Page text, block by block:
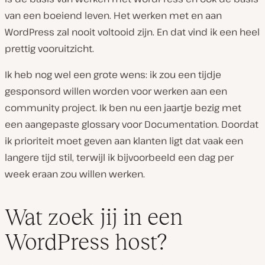
van een boeiend leven. Het werken met en aan
WordPress zal nooit voltooid zijn. En dat vind ik een heel
prettig vooruitzicht.
Ik heb nog wel een grote wens: ik zou een tijdje
gesponsord willen worden voor werken aan een
community project. Ik ben nu een jaartje bezig met
een aangepaste glossary voor Documentation. Doordat
ik prioriteit moet geven aan klanten ligt dat vaak een
langere tijd stil, terwijl ik bijvoorbeeld een dag per
week eraan zou willen werken.
Wat zoek jij in een
WordPress host?